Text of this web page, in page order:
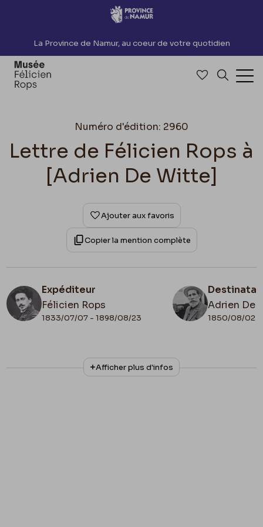
Accèder directement au contenu
La Province de Namur, au coeur de votre quotidien
Accéder à
Numéro d'édition: 2960
Lettre de Félicien Rops à
[Adrien De Witte]
Ajouter aux favoris
Copier la mention complète
Expéditeur
Félicien Rops
1833/07/07 - 1898/08/23
Adrien De
1850/08/02 -
N° d'inventaire
8808/t2/p97Afficher plus d'infos